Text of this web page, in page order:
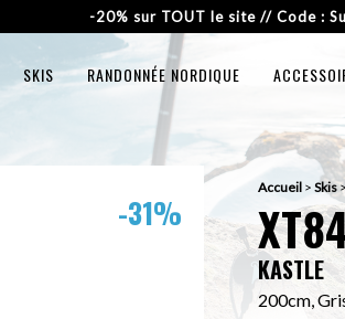
-20% sur TOUT le site // Code :
SKIS RANDONNÉE NORDIQUE
-31%
Accueil > Skis
KASTLE
200cm,